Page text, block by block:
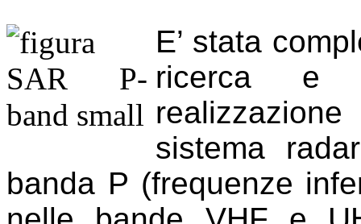
E’ stata
ricerca e
sistema
banda P (frequenze